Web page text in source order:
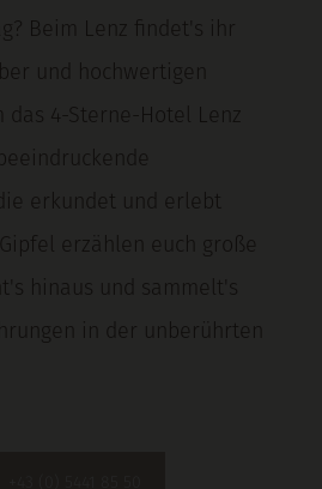
Beim Lenz findet's ihr
und hochwertigen
das 4-Sterne-Hotel Lenz
erkundet und erlebt
erzählen euch große
hinaus und sammelt's
in der unberührten